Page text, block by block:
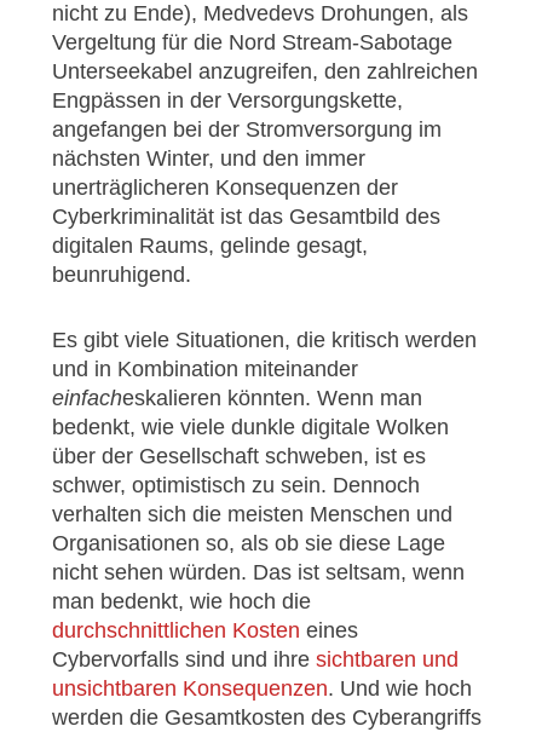
nicht zu Ende), Medvedevs Drohungen, als
Vergeltung für die Nord Stream-Sabotage
Unterseekabel anzugreifen, den zahlreichen
Engpässen in der Versorgungskette,
angefangen bei der Stromversorgung im
nächsten Winter, und den immer
unerträglicheren Konsequenzen der
Cyberkriminalität ist das Gesamtbild des
digitalen Raums, gelinde gesagt,
beunruhigend.
Es gibt viele Situationen, die kritisch werden
und in Kombination miteinander
einfacheskalieren könnten. Wenn man
bedenkt, wie viele dunkle digitale Wolken
über der Gesellschaft schweben, ist es
schwer, optimistisch zu sein. Dennoch
verhalten sich die meisten Menschen und
Organisationen so, als ob sie diese Lage
nicht sehen würden. Das ist seltsam, wenn
man bedenkt, wie hoch die
durchschnittlichen Kosten eines
Cybervorfalls sind und ihre sichtbaren und
unsichtbaren Konsequenzen. Und wie hoch
werden die Gesamtkosten des Cyberangriffs